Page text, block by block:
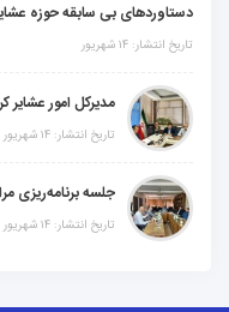
دستاوردهای بی سابقه حوزه
تاریخ انتشار: ۱۴ شهریور
تاریخ انتشار: ۱۴ شهریور
جلسه برنامه‌ریزی
تاریخ انتشار: ۱۴ شهریور